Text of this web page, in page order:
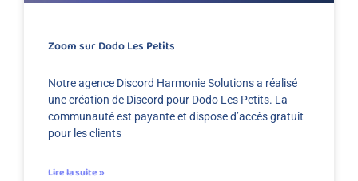
Zoom sur Dodo Les Petits
Notre agence Discord Harmonie Solutions a réalisé
une création de Discord pour Dodo Les Petits. La
communauté est payante et dispose d’accès gratuit
pour les clients
Lire la suite »